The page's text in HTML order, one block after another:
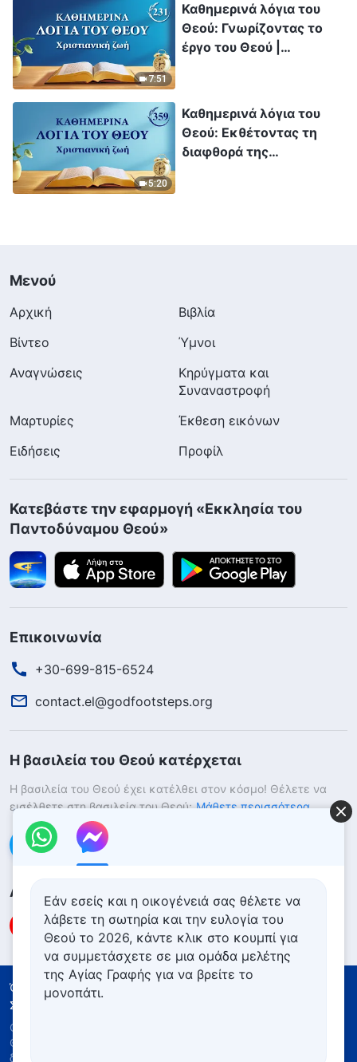
7:51
Καθημερινά λόγια του
Θεού: Γνωρίζοντας το
έργο του Θεού |
5:20
Καθημερινά λόγια του
Θεού: Εκθέτοντας τη
διαφθορά της
Μενού
Αρχική
Βιβλία
Βίντεο
Ύμνοι
Αναγνώσεις
Κηρύγματα και
Συναναστροφή
Μαρτυρίες
Έκθεση εικόνων
Ειδήσεις
Προφίλ
Κατεβάστε την εφαρμογή «Εκκλησία του
Παντοδύναμου Θεού»
Επικοινωνία
+30-699-815-6524
contact.el@godfootsteps.org
Η βασιλεία του Θεού κατέρχεται
Η βασιλεία του Θεού έχει κατέλθει στον κόσμο! Θέλετε να
εισέλθετε στη βασιλεία του Θεού; Μάθετε περισσότερα
Επικοινωνήστε μαζί μας μέσω Messenger
Ακολουθήστε μας
Όροι Χρήσης
Πολιτική απορρήτου
Συντελεστές
Copyright © 2026
Θεού
δικαιώματος.
Εάν εσείς και η οικογένειά σας θέλετε να
λάβετε τη σωτηρία και την ευλογία του
Θεού το 2026, κάντε κλικ στο κουμπί για
να συμμετάσχετε σε μια ομάδα μελέτης
της Αγίας Γραφής για να βρείτε το
μονοπάτι.